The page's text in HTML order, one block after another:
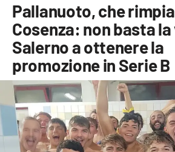
Cronaca
Politica
Attualità
Economia e lavoro
Pallanuoto, che
Cosenza: non basta
Salerno a ottenere la
promozione in Serie B